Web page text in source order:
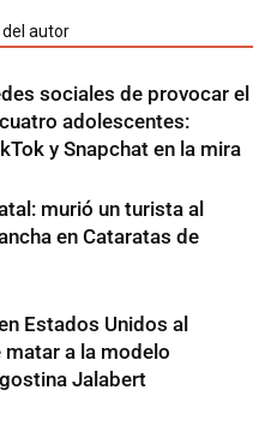
del autor
sociales de provocar el
adolescentes:
y Snapchat en la mira
murió un turista al
en Cataratas de
Estados Unidos al
matar a la modelo
Jalabert